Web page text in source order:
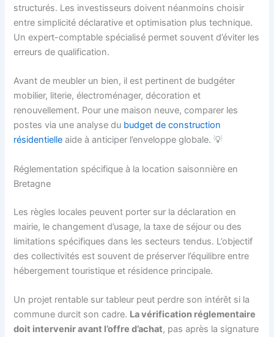
structurés. Les investisseurs doivent néanmoins choisir
entre simplicité déclarative et optimisation plus technique.
Un expert-comptable spécialisé permet souvent d’éviter les
erreurs de qualification.
Avant de meubler un bien, il est pertinent de budgéter
mobilier, literie, électroménager, décoration et
renouvellement. Pour une maison neuve, comparer les
postes via une analyse du budget de construction
résidentielle aide à anticiper l’enveloppe globale. 💡
Réglementation spécifique à la location saisonnière en
Bretagne
Les règles locales peuvent porter sur la déclaration en
mairie, le changement d’usage, la taxe de séjour ou des
limitations spécifiques dans les secteurs tendus. L’objectif
des collectivités est souvent de préserver l’équilibre entre
hébergement touristique et résidence principale.
Un projet rentable sur tableur peut perdre son intérêt si la
commune durcit son cadre. La vérification réglementaire
doit intervenir avant l’offre d’achat, pas après la signature